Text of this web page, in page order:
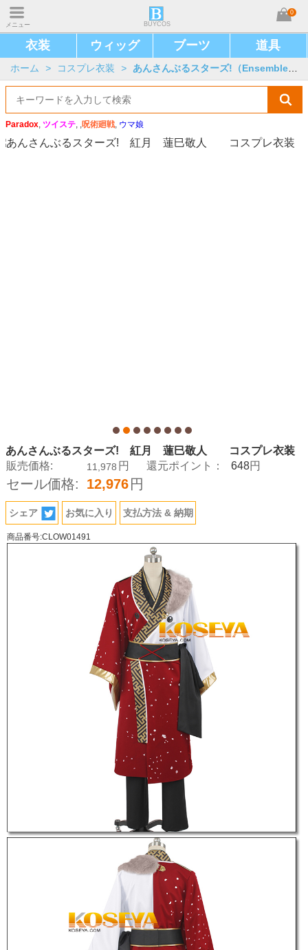
メニュー BUYCOS
0
衣装 ウィッグ ブーツ 道具
ホーム > コスプレ衣装 > あんさんぶるスターズ!（Ensemble Stars!）
Paradox, ツイステ, ,呪術廻戦, ウマ娘
あんさんぶるスターズ! 紅月 蓮巳敬人 コスプレ衣装
販売価格:
11,978 円 還元ポイント： 648円
セール価格: 12,976 円
シェア お気に入り 支払方法 & 納期
商品番号:CLOW01491